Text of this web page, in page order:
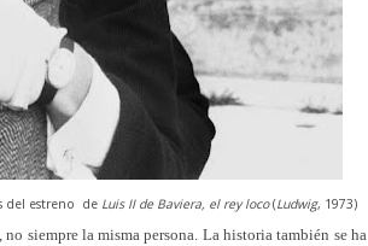
del estreno de Luis II de Baviera, el rey loco(Ludwig, 1973)
siempre la misma persona. La historia también se ha